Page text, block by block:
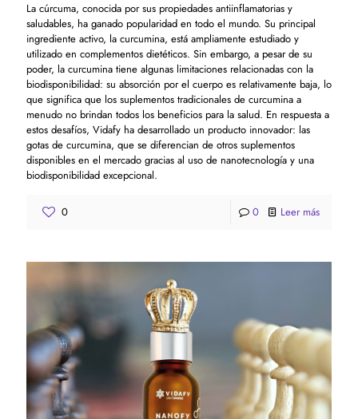
La cúrcuma, conocida por sus propiedades antiinflamatorias y
saludables, ha ganado popularidad en todo el mundo. Su principal
ingrediente activo, la curcumina, está ampliamente estudiado y
utilizado en complementos dietéticos. Sin embargo, a pesar de su
poder, la curcumina tiene algunas limitaciones relacionadas con la
biodisponibilidad: su absorción por el cuerpo es relativamente baja, lo
que significa que los suplementos tradicionales de curcumina a
menudo no brindan todos los beneficios para la salud. En respuesta a
estos desafíos, Vidafy ha desarrollado un producto innovador: las
gotas de curcumina, que se diferencian de otros suplementos
disponibles en el mercado gracias al uso de nanotecnología y una
biodisponibilidad excepcional.
0 0 Leer más